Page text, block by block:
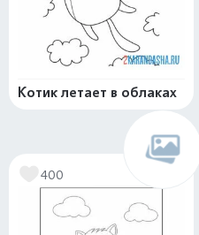
Котик летает в облаках
400